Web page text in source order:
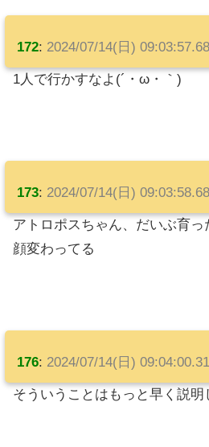
172: 2024/07/14(日)
1人で行かすなよ(´・ω・｀)
173: 2024/07/14(日)
アトロポスちゃん、だいぶ育っ
顔変わってる
176: 2024/07/14(日)
そういうことはもっと早く説明